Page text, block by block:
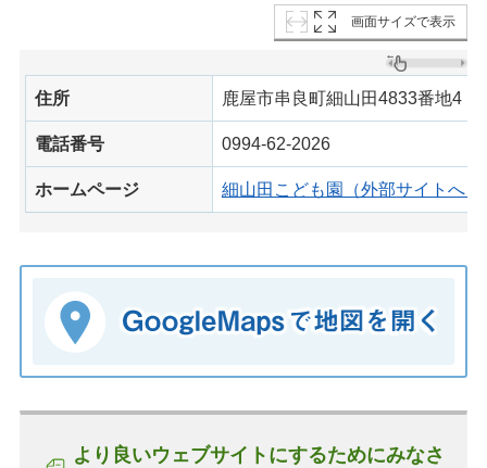
画面サイズで表示
住所 鹿屋市串良町細山田4833番地4
電話番号 0994-62-2026
ホームページ 細山田こども園（外部サイトへリ
より良いウェブサイトにするためにみなさ